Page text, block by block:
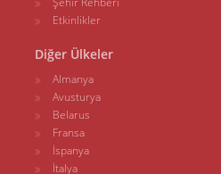
Etkinlikler
Diğer Ülkeler
Almanya
Avusturya
Belarus
Fransa
İspanya
İtalya